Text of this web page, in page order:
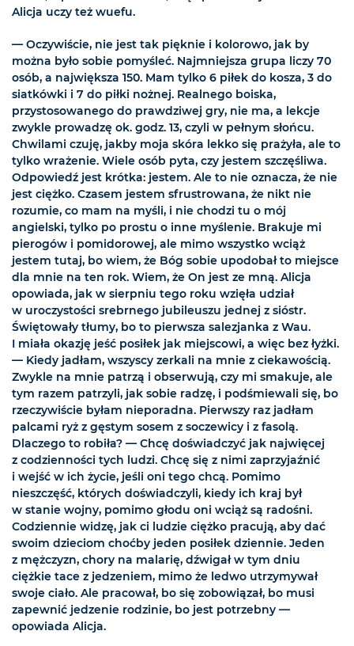
Alicja uczy też wuefu.
— Oczywiście, nie jest tak pięknie i kolorowo, jak by
można było sobie pomyśleć. Najmniejsza grupa liczy 70
osób, a największa 150. Mam tylko 6 piłek do kosza, 3 do
siatkówki i 7 do piłki nożnej. Realnego boiska,
przystosowanego do prawdziwej gry, nie ma, a lekcje
zwykle prowadzę ok. godz. 13, czyli w pełnym słońcu.
Chwilami czuję, jakby moja skóra lekko się prażyła, ale to
tylko wrażenie. Wiele osób pyta, czy jestem szczęśliwa.
Odpowiedź jest krótka: jestem. Ale to nie oznacza, że nie
jest ciężko. Czasem jestem sfrustrowana, że nikt nie
rozumie, co mam na myśli, i nie chodzi tu o mój
angielski, tylko po prostu o inne myślenie. Brakuje mi
pierogów i pomidorowej, ale mimo wszystko wciąż
jestem tutaj, bo wiem, że Bóg sobie upodobał to miejsce
dla mnie na ten rok. Wiem, że On jest ze mną. Alicja
opowiada, jak w sierpniu tego roku wzięła udział
w uroczystości srebrnego jubileuszu jednej z sióstr.
Świętowały tłumy, bo to pierwsza salezjanka z Wau.
I miała okazję jeść posiłek jak miejscowi, a więc bez łyżki.
— Kiedy jadłam, wszyscy zerkali na mnie z ciekawością.
Zwykle na mnie patrzą i obserwują, czy mi smakuje, ale
tym razem patrzyli, jak sobie radzę, i podśmiewali się, bo
rzeczywiście byłam nieporadna. Pierwszy raz jadłam
palcami ryż z gęstym sosem z soczewicy i z fasolą.
Dlaczego to robiła? — Chcę doświadczyć jak najwięcej
z codzienności tych ludzi. Chcę się z nimi zaprzyjaźnić
i wejść w ich życie, jeśli oni tego chcą. Pomimo
nieszczęść, których doświadczyli, kiedy ich kraj był
w stanie wojny, pomimo głodu oni wciąż są radośni.
Codziennie widzę, jak ci ludzie ciężko pracują, aby dać
swoim dzieciom choćby jeden posiłek dziennie. Jeden
z mężczyzn, chory na malarię, dźwigał w tym dniu
ciężkie tace z jedzeniem, mimo że ledwo utrzymywał
swoje ciało. Ale pracował, bo się zobowiązał, bo musi
zapewnić jedzenie rodzinie, bo jest potrzebny —
opowiada Alicja.